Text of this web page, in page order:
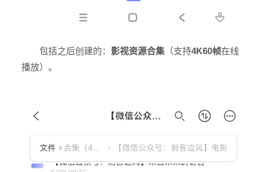
包括之后创建的： 影视资源合集（支持4K60帧在线
播放）。